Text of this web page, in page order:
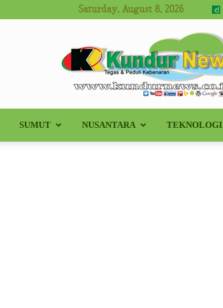
Saturday, August 8, 2026
Kundur
SUMUT NUSANTARA TEKNOLOGI